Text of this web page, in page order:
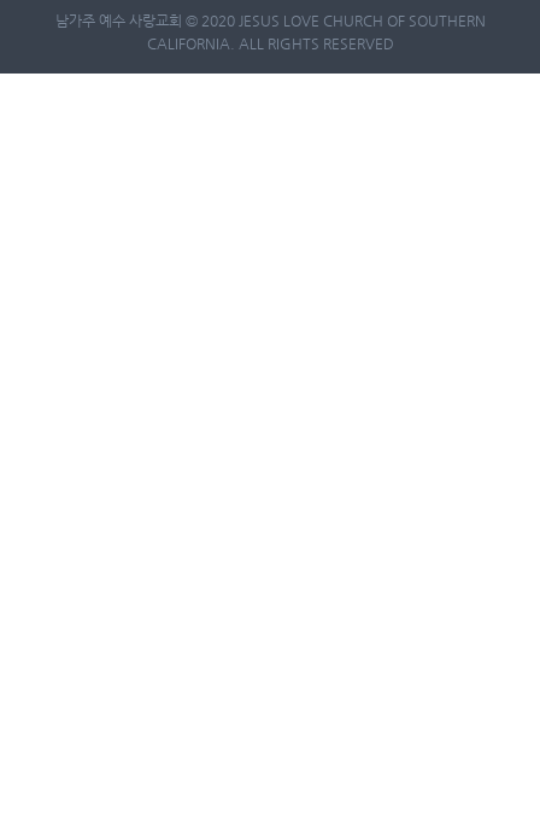
남가주 예수 사랑교회 © 2020 JESUS LOVE CHURCH OF SOUTHERN
CALIFORNIA. ALL RIGHTS RESERVED